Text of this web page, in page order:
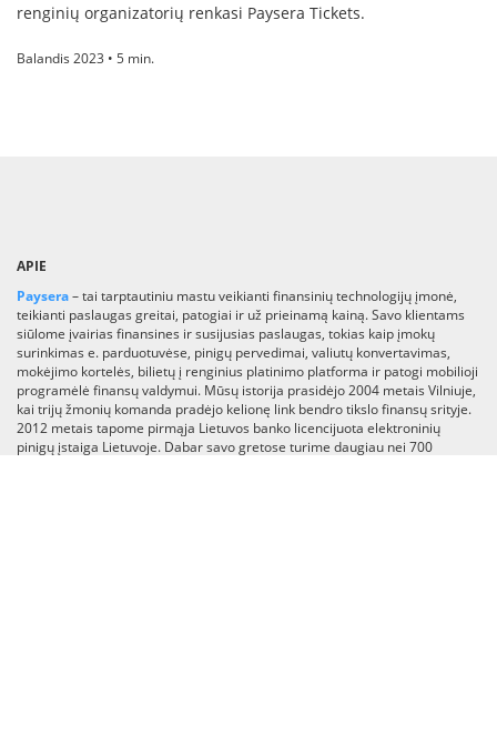
renginių organizatorių renkasi Paysera Tickets.
Balandis 2023 • 5 min.
APIE
Paysera– tai tarptautiniu mastu veikianti finansinių technologijų įmonė,
teikianti paslaugas greitai, patogiai ir už prieinamą kainą. Savo klientams
siūlome įvairias finansines ir susijusias paslaugas, tokias kaip įmokų
surinkimas e. parduotuvėse, pinigų pervedimai, valiutų konvertavimas,
mokėjimo kortelės, bilietų į renginius platinimo platforma ir patogi mobilioji
programėlė finansų valdymui. Mūsų istorija prasidėjo 2004 metais Vilniuje,
kai trijų žmonių komanda pradėjo kelionę link bendro tikslo finansų srityje.
2012 metais tapome pirmąja Lietuvos banko licencijuota elektroninių
pinigų įstaiga Lietuvoje. Dabar savo gretose turime daugiau nei 700